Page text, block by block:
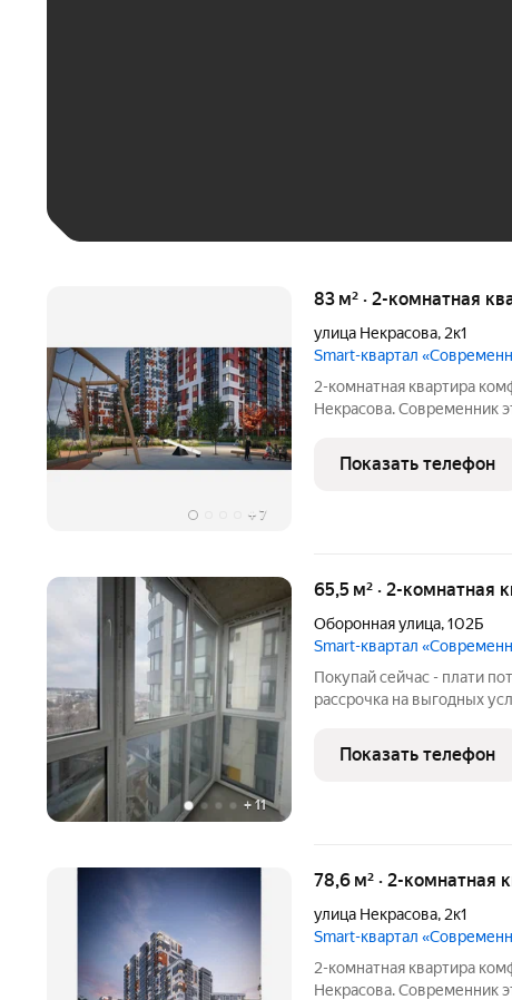
+ 7
83 м² · 2-комнатная
улица Некрасова, 2к1
Smart-квартал
2-комнатная квартира
Некрасова. Современник это комплекс в районе с развитой
прямо в ЖК. Квартиры
оштукатуренные
Показать телефон
+11
65,5 м² · 2-комнатная
Оборонная улица,102Б
Smart-квартал
Покупай сейчас - плати
рассрочка на выгодных
застекленной лоджией.
территорией, выделенной
Показать телефон
78,6 м² · 2-комнатная
улица Некрасова, 2к1
Smart-квартал
2-комнатная квартира
Некрасова. Современник это комплекс в районе с развитой